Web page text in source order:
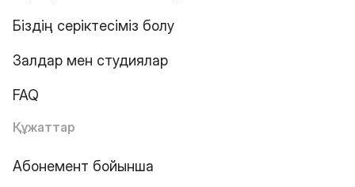
Біздің серіктесіміз болу
Залдар мен студиялар
FAQ
Құжаттар
Абонемент бойынша